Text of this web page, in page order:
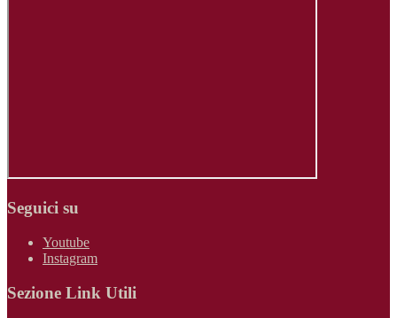
Seguici su
Youtube
Instagram
Sezione Link Utili